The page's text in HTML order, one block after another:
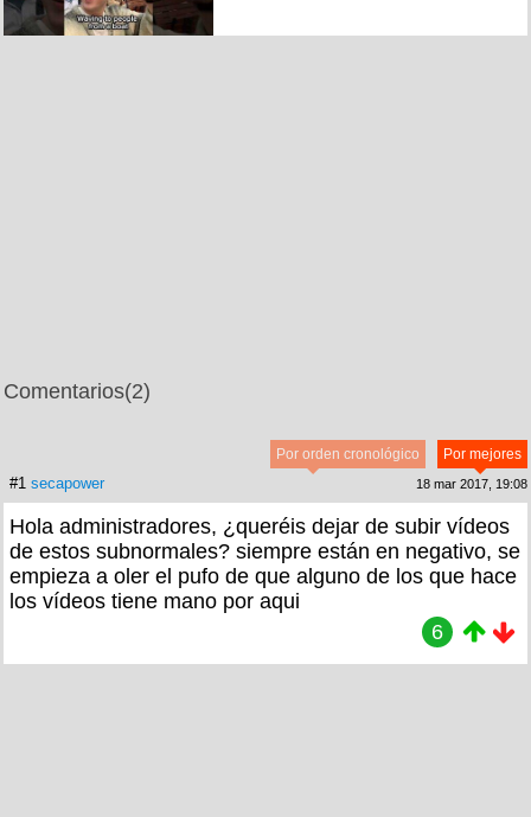
Comentarios(2)
Por mejores
Por orden cronológico
#1 secapower 18 mar 2017, 19:08
Hola administradores, ¿queréis dejar de subir vídeos
de estos subnormales? siempre están en negativo, se
empieza a oler el pufo de que alguno de los que hace
los vídeos tiene mano por aqui
6